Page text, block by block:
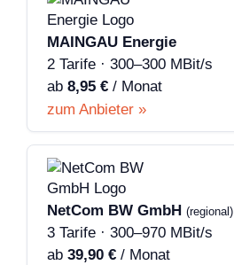
MAINGAU Energie
2 Tarife · 300–300 MBit/s
ab 8,95 € / Monat
zum Anbieter »
NetCom BW GmbH (regional)
3 Tarife · 300–970 MBit/s
ab 39,90 € / Monat